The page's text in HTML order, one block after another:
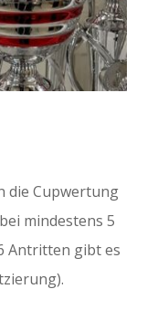
die Cupwertung
mindestens 5
Antritten gibt es